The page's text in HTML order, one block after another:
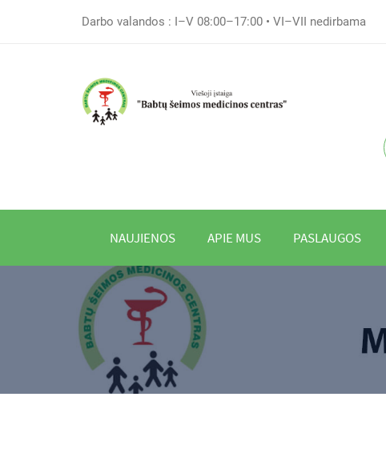
Darbo valandos : I–V 08:00–17:00 • VI–VII nedirbama
NAUJIENOS APIE MUS PASLAUGOS